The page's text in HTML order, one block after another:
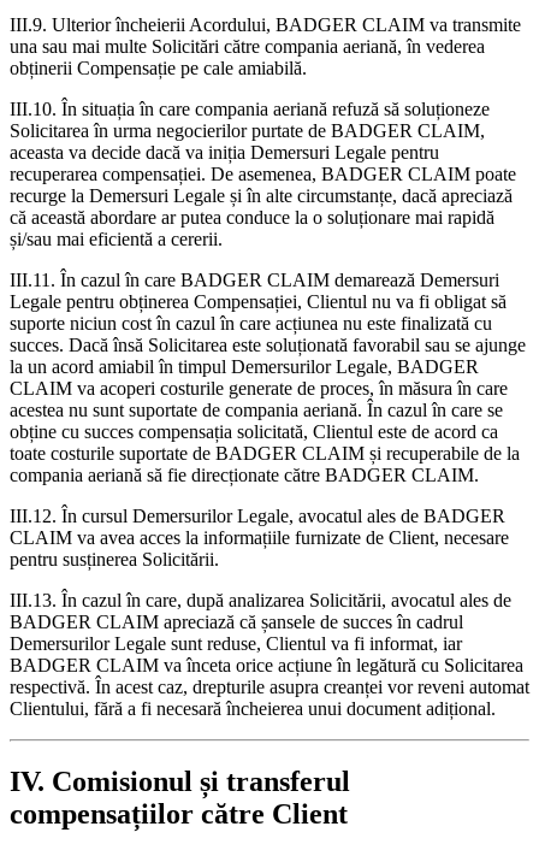
III.9. Ulterior încheierii Acordului, BADGER CLAIM va transmite
una sau mai multe Solicitări către compania aeriană, în vederea
obținerii Compensație pe cale amiabilă.
III.10. În situația în care compania aeriană refuză să soluționeze
Solicitarea în urma negocierilor purtate de BADGER CLAIM,
aceasta va decide dacă va iniția Demersuri Legale pentru
recuperarea compensației. De asemenea, BADGER CLAIM poate
recurge la Demersuri Legale și în alte circumstanțe, dacă apreciază
că această abordare ar putea conduce la o soluționare mai rapidă
și/sau mai eficientă a cererii.
III.11. În cazul în care BADGER CLAIM demarează Demersuri
Legale pentru obținerea Compensației, Clientul nu va fi obligat să
suporte niciun cost în cazul în care acțiunea nu este finalizată cu
succes. Dacă însă Solicitarea este soluționată favorabil sau se ajunge
la un acord amiabil în timpul Demersurilor Legale, BADGER
CLAIM va acoperi costurile generate de proces, în măsura în care
acestea nu sunt suportate de compania aeriană. În cazul în care se
obține cu succes compensația solicitată, Clientul este de acord ca
toate costurile suportate de BADGER CLAIM și recuperabile de la
compania aeriană să fie direcționate către BADGER CLAIM.
III.12. În cursul Demersurilor Legale, avocatul ales de BADGER
CLAIM va avea acces la informațiile furnizate de Client, necesare
pentru susținerea Solicitării.
III.13. În cazul în care, după analizarea Solicitării, avocatul ales de
BADGER CLAIM apreciază că șansele de succes în cadrul
Demersurilor Legale sunt reduse, Clientul va fi informat, iar
BADGER CLAIM va înceta orice acțiune în legătură cu Solicitarea
respectivă. În acest caz, drepturile asupra creanței vor reveni automat
Clientului, fără a fi necesară încheierea unui document adițional.
IV. Comisionul și transferul
compensațiilor către Client